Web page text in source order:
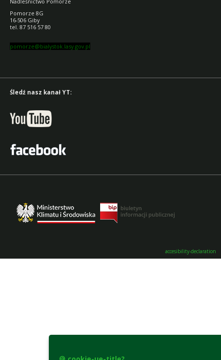
Pomorze 8G
16-506 Giby
tel. 87 516 57 80
pomorze@bialystok.lasy.gov.pl
Śledź nasz kanał YT:
accesibility-declaration